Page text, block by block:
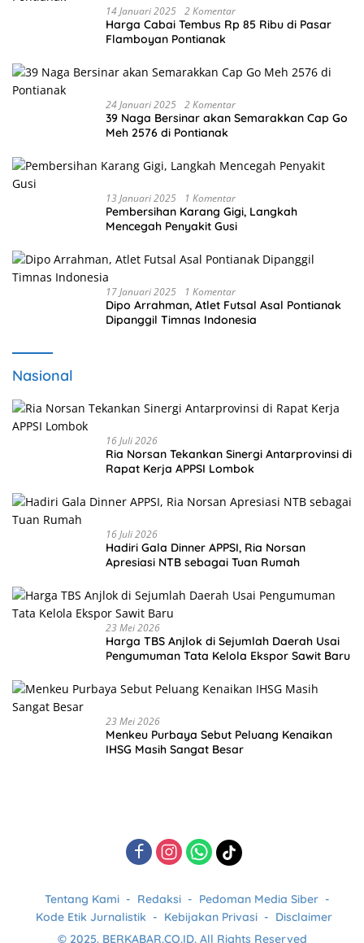
14 Januari 2025 2 Komentar
Harga Cabai Tembus Rp 85 Ribu di Pasar
Flamboyan Pontianak
24 Januari 2025 2 Komentar
39 Naga Bersinar akan Semarakkan Cap Go
Meh 2576 di Pontianak
13 Januari 2025 1 Komentar
Pembersihan Karang Gigi, Langkah
Mencegah Penyakit Gusi
17 Januari 2025 1 Komentar
Dipo Arrahman, Atlet Futsal Asal Pontianak
Dipanggil Timnas Indonesia
Nasional
16 Juli 2026
Ria Norsan Tekankan Sinergi Antarprovinsi di
Rapat Kerja APPSI Lombok
16 Juli 2026
Hadiri Gala Dinner APPSI, Ria Norsan
Apresiasi NTB sebagai Tuan Rumah
23 Mei 2026
Harga TBS Anjlok di Sejumlah Daerah Usai
Pengumuman Tata Kelola Ekspor Sawit Baru
23 Mei 2026
Menkeu Purbaya Sebut Peluang Kenaikan
IHSG Masih Sangat Besar
Tentang Kami Redaksi
Pedoman Media Siber
Kode Etik Jurnalistik
Kebijakan Privasi
Disclaimer
© 2025. BERKABAR.CO.ID. All Rights Reserved